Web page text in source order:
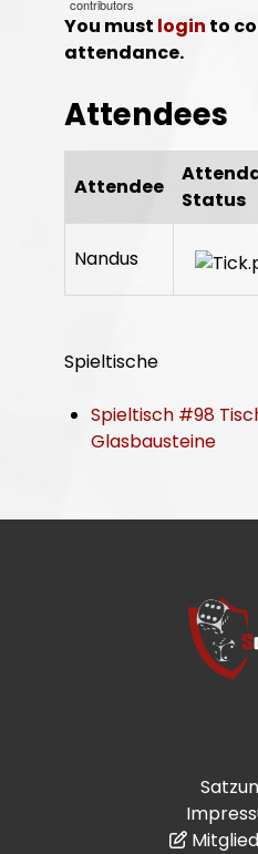
contributors
You must login to
attendance.
Attendees
Nandus
Attendee
Status
Spieltische
Spieltisch #98
Glasbausteine